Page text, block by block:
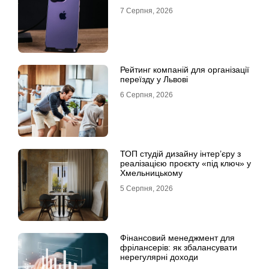
7 Серпня, 2026
Рейтинг компаній для організації
переїзду у Львові
6 Серпня, 2026
ТОП студій дизайну інтер’єру з
реалізацією проєкту «під ключ» у
Хмельницькому
5 Серпня, 2026
Фінансовий менеджмент для
фрілансерів: як збалансувати
нерегулярні доходи